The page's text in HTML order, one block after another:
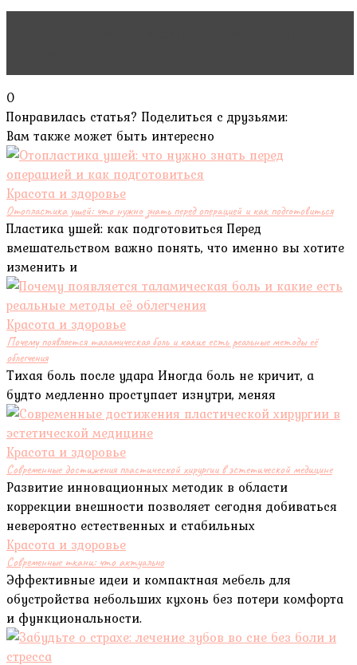
0
Понравилась статья? Поделиться с друзьями:
Вам также может быть интересно
Красота и здоровье
Отопластика ушей: что нужно знать перед операцией и как подготовиться
Пластика ушей: как подготовиться Перед
вмешательством важно понять, что именно вы хотите
изменить и
Красота и здоровье
Почему появляется таламическая боль и какие есть реальные методы её
облегчения
Тихая боль после удара Иногда боль не кричит, а
будто медленно проступает изнутри, меняя
Красота и здоровье
Современные достижения пластической хирургии в эстетической медицине
Развитие инновационных методик в области
коррекции внешности позволяет сегодня добиваться
невероятно естественных и стабильных
Красота и здоровье
Современные ткани: что актуально
Эффективные идеи и компактная мебель для
обустройства небольших кухонь без потери комфорта
и функциональности.